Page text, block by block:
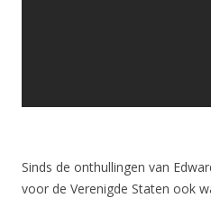
Sinds de onthullingen van
voor de Verenigde Staten ook